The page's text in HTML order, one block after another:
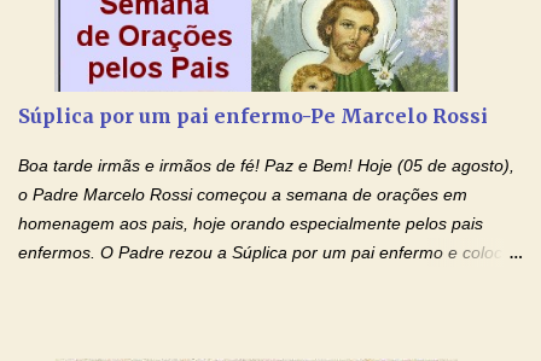
bem de nossas almas. São Charbel! Rogai por Nós e por todos
aqueles que invocam o vosso nome e auxílio. Amén. Oração 2 Ó
Deus, admirável em Vossos Santos, Vós que inspirastes a São
Charbel seguir o caminho da perfeição, lhe concedestes a graça
e a força para fazer triunfar, na sua vida, o heroísmo das virtudes
monásticas: a obediência, a castidade e a voluntária pobreza, e
manifestastes o poder de sua intercessão por numerosos
milagres e gra...
Súplica por um pai enfermo-Pe Marcelo Rossi
Boa tarde irmãs e irmãos de fé! Paz e Bem! Hoje (05 de agosto),
o Padre Marcelo Rossi começou a semana de orações em
homenagem aos pais, hoje orando especialmente pelos pais
enfermos. O Padre rezou a Súplica por um pai enfermo e colocou